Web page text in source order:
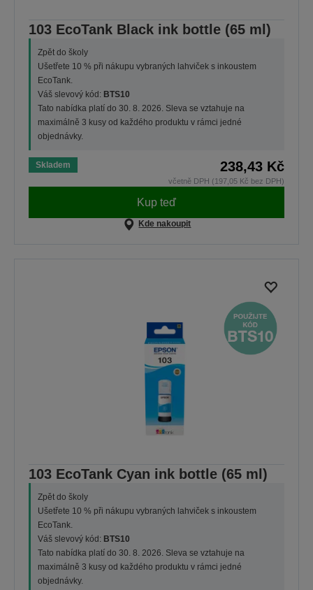
103 EcoTank Black ink bottle (65 ml)
Zpět do školy
Ušetřete 10 % při nákupu vybraných lahviček s inkoustem
EcoTank.
Váš slevový kód: BTS10
Tato nabídka platí do 30. 8. 2026. Sleva se vztahuje na
maximálně 3 kusy od každého produktu v rámci jedné
objednávky.
Skladem 238,43 Kč
včetně DPH (197,05 Kč bez DPH)
Kup teď
Kde nakoupit
103 EcoTank Cyan ink bottle (65 ml)
Zpět do školy
Ušetřete 10 % při nákupu vybraných lahviček s inkoustem
EcoTank.
Váš slevový kód: BTS10
Tato nabídka platí do 30. 8. 2026. Sleva se vztahuje na
maximálně 3 kusy od každého produktu v rámci jedné
objednávky.